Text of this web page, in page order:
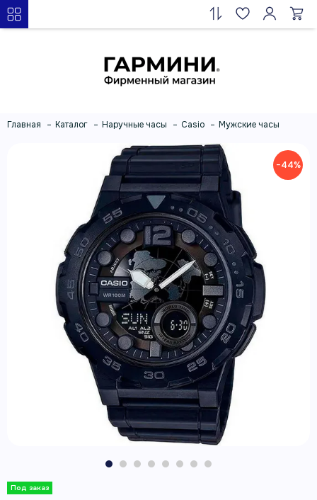
Главная Каталог Наручные часы Casio Мужские часы
−44%